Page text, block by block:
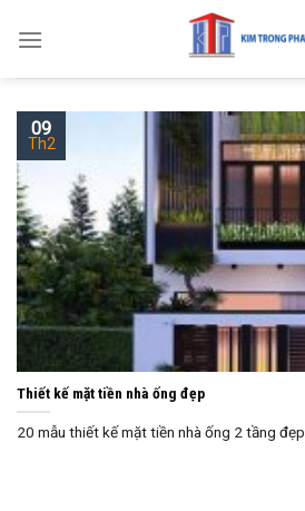
Thiết kế mặt tiền nhà ống đẹp
20 mẫu thiết kế mặt tiền nhà ống 2 tầng
09
Th2